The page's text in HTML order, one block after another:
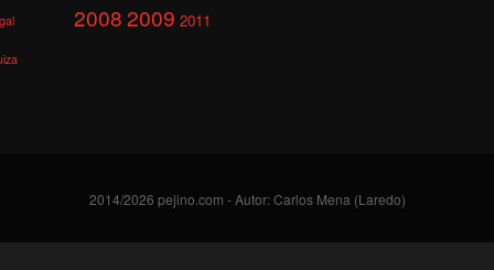
20082009 2011
2014/2026 pejino.com - Autor: Carlos Mena (Laredo)